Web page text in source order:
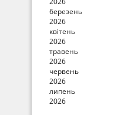
березень
2026
квітень
2026
травень
2026
червень
2026
липень
2026